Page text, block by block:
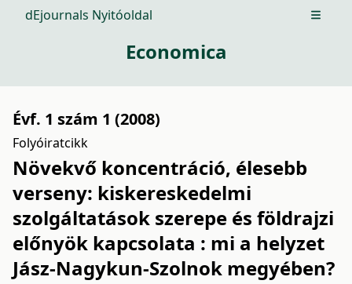
dEjournals Nyitóoldal Open
Economica
Évf. 1 szám 1 (2008)
Folyóiratcikk
Növekvő koncentráció, élesebb
verseny: kiskereskedelmi
szolgáltatások szerepe és földrajzi
előnyök kapcsolata : mi a helyzet
Jász-Nagykun-Szolnok megyében?